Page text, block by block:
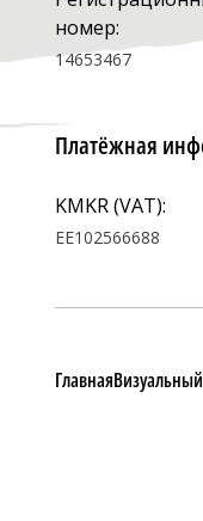
номер:
14653467
Платёжная
KMKR (VAT):
EE102566688
Главная